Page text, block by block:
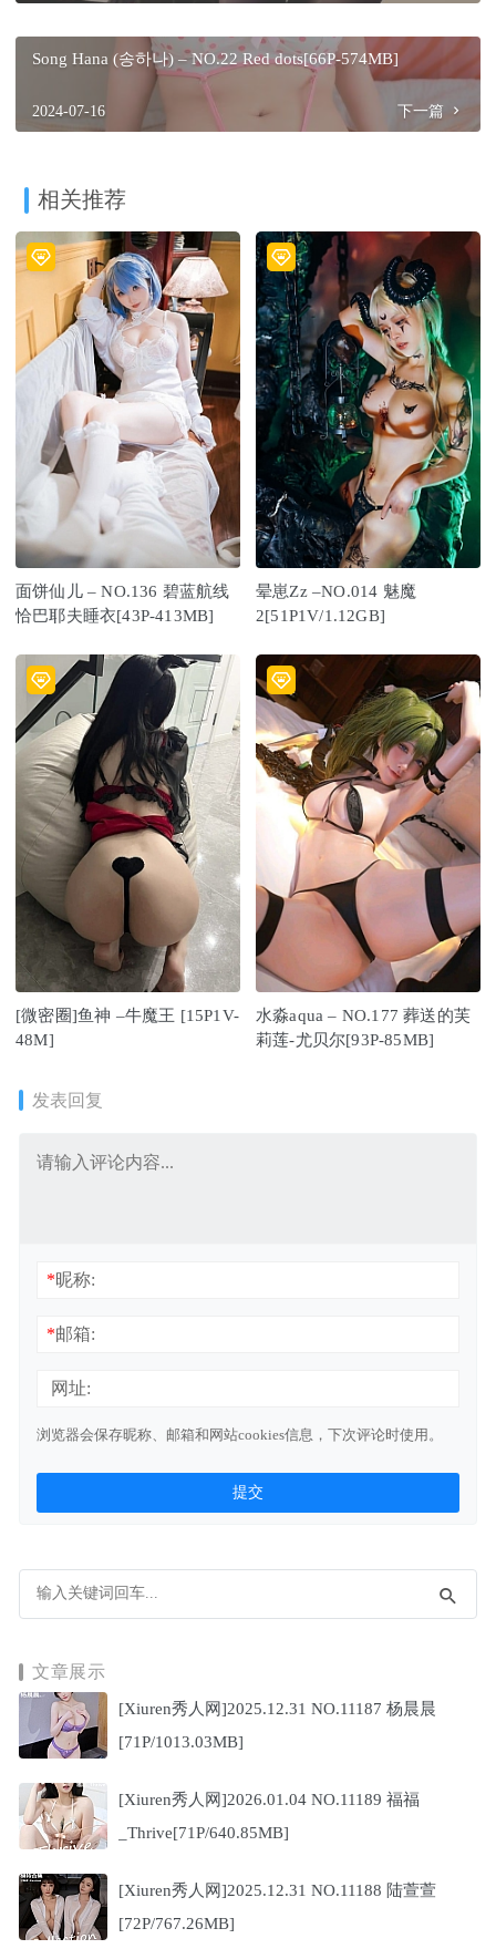
Song Hana (송하나) – NO.22 Red dots[66P-574MB]
2024-07-16 下一篇
相关推荐
面饼仙儿 – NO.136 碧蓝航线
恰巴耶夫睡衣[43P-413MB]
晕崽Zz –NO.014 魅魔
2[51P1V/1.12GB]
[微密圈]鱼神 –牛魔王 [15P1V-
48M]
水淼aqua – NO.177 葬送的芙
莉莲-尤贝尔[93P-85MB]
发表回复
*昵称:
*邮箱:
网址:
浏览器会保存昵称、邮箱和网站cookies信息，下次评论时使用。
文章展示
[Xiuren秀人网]2025.12.31 NO.11187 杨晨晨
[71P/1013.03MB]
[Xiuren秀人网]2026.01.04 NO.11189 福福
_Thrive[71P/640.85MB]
[Xiuren秀人网]2025.12.31 NO.11188 陆萱萱
[72P/767.26MB]